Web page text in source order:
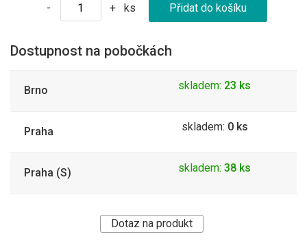
- + ks
Dostupnost na pobočkách
Brno skladem: 23 ks
Praha skladem: 0 ks
Praha (S) skladem: 38 ks
Dotaz na produkt